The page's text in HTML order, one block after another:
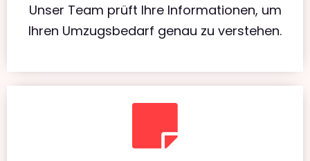
Unser Team prüft Ihre Informationen, um
Ihren Umzugsbedarf genau zu verstehen.